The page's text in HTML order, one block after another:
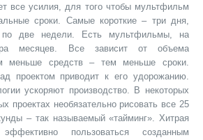
все усилия, для того чтобы мультфильм
сроки. Самые короткие – три дня,
по две недели. Есть мультфильмы, на
месяцев. Все зависит от объема
меньше средств – тем меньше сроки.
проектом приводит к его удорожанию.
ускоряют производство. В некоторых
проектах необязательно рисовать все 25
– так называемый «тайминг». Хитрая
пользоваться созданным